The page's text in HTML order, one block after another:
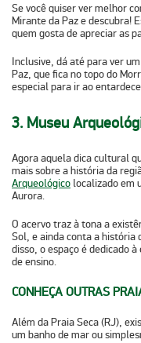
Se você quiser ver melhor
Mirante da Paz e descubra!
quem gosta de apreciar as
Inclusive, dá até para ver
Paz, que fica no topodo
especial para ir ao
3. Museu
Agora aquela dica cultural
mais sobre a história da
Arqueológico localizado em
Aurora.
O acervo traz à tona a
Sol, e ainda conta a história
disso, o espaço é dedicado
de ensino.
CONHEÇA OUTRAS
Além da Praia Seca (RJ),
um banho de mar ou